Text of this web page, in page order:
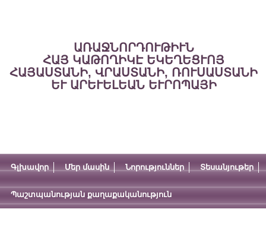
ԱՌԱՋՆՈՐԴՈՒԹԻՒՆ
ՀԱՅ ԿԱԹՈՂԻԿԷ ԵԿԵՂԵՑՒՈՅ
ՀԱՅԱՍՏԱՆԻ, ՎՐԱՍՏԱՆԻ, ՌՈՒՍԱՍՏԱՆԻ
ԵՒ ԱՐԵՒԵԼԵԱՆ ԵՒՐՈՊԱՅԻ
Գլխավոր Մեր մասին Նորություններ Տեսանյութեր
Պաշտպանության քաղաքականություն